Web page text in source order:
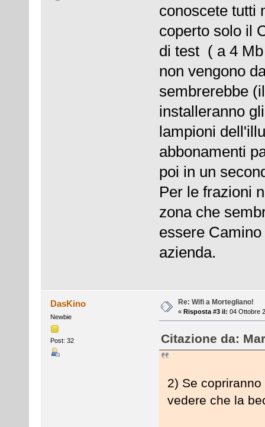
conoscete tutti
coperto solo il
di test ( a 4
non vengono
sembrerebbe
installeranno
lampioni
abbonamenti
poi in un
Per le frazioni
zona che
essere
azienda.
DasKino
Newbie
Post: 32
Re: Wifi a Mortegliano!
« Risposta #3 il: 04 Ottobre
Citazione da:
2) Se
vedere che la